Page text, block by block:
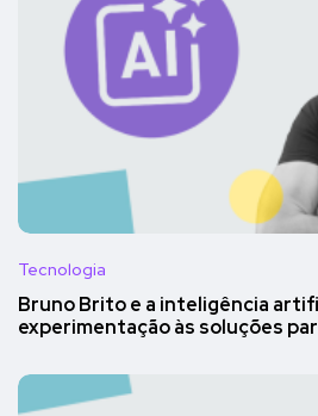
Tecnologia
Bruno Brito e a inteligência
experimentação às soluções